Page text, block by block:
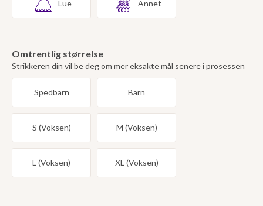
Lue Annet
Omtrentlig størrelse
Strikkeren din vil be deg om mer eksakte mål senere i prosessen
Spedbarn Barn
S (Voksen) M (Voksen)
L (Voksen) XL (Voksen)